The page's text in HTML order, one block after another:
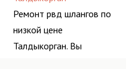
предприятия.
долговременного
комплексного
обслуживания
Ремонт рвд шлангов по
низкой цене
Талдыкорган. Вы